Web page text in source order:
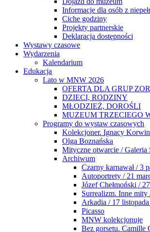
Informacje dla osób z
Ciche godziny
Projekty partnerskie
Deklaracja dostępności
Wystawy czasowe
Wydarzenia
Kalendarium
Edukacja
Lato w MNW 2026
OFERTA DLA GRUP
DZIECI, RODZINY
MŁODZIEŻ, DOROŚLI
MUZEUM TRZECIEGO
Programy do wystaw czasowych
Kolekcjoner. Ignacy
Olga Boznańska
Mityczne otwarcie / Galeria
Archiwum
Czarny karnawał / 3
Autoportrety / 21
Józef Chełmoński /
Surrealizm. Inne mity
Arkadia / 17
Picasso
MNW kolekcjonuje
Bez gorsetu.